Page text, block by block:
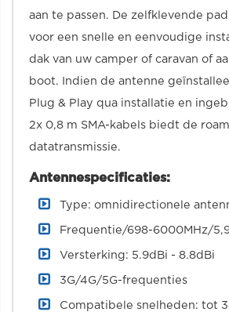
aan te passen. De zelfklevende
voor een snelle en eenvoudige
dak van uw camper of caravan of
boot. Indien de antenne
Plug & Play qua installatie en
2x 0,8 m SMA-kabels biedt de
datatransmissie.
Antennespecificaties:
Type: omnidirectionele
Frequentie/698-6000MHz/
Versterking: 5.9dBi - 8.8dBi
3G/4G/5G-frequenties
Compatibele snelheden: tot